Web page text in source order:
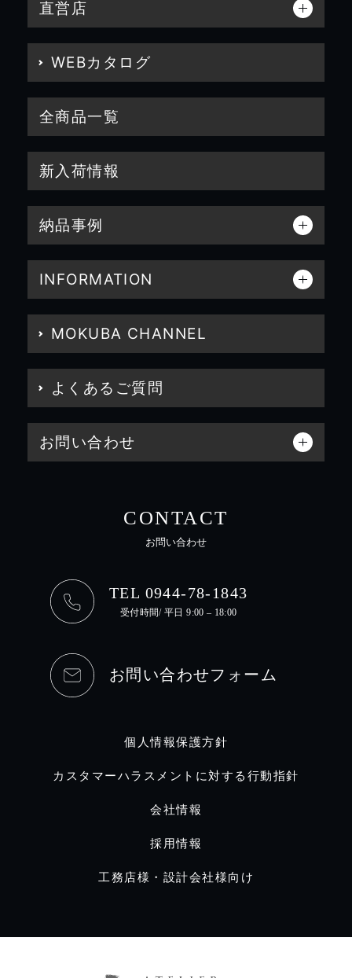
直営店
WEBカタログ
全商品一覧
新入荷情報
納品事例
INFORMATION
MOKUBA CHANNEL
よくあるご質問
お問い合わせ
CONTACT
お問い合わせ
TEL 0944-78-1843
受付時間/ 平日 9:00 – 18:00
お問い合わせフォーム
個人情報保護方針
カスタマーハラスメントに対する行動指針
会社情報
採用情報
工務店様・設計会社様向け